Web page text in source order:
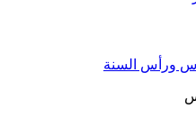
ورأس السنة